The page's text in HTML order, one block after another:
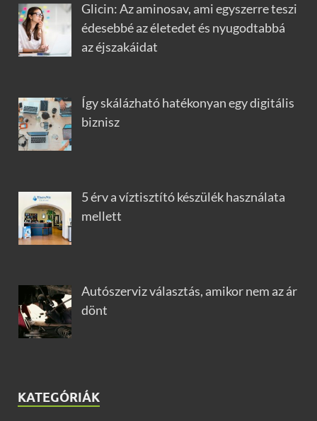
Glicin: Az aminosav, ami egyszerre teszi
édesebbé az életedet és nyugodtabbá
az éjszakáidat
Így skálázható hatékonyan egy digitális
biznisz
5 érv a víztisztító készülék használata
mellett
Autószerviz választás, amikor nem az ár
dönt
KATEGÓRIÁK